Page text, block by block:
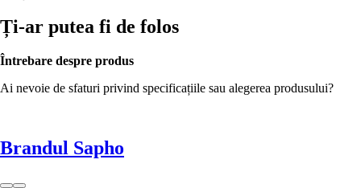
Ți-ar putea fi de folos
Întrebare despre produs
Ai nevoie de sfaturi privind specificațiile sau alegerea produsului?
Brandul Sapho